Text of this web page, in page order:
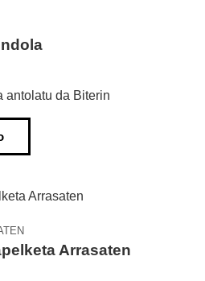
antolatu da Biterin
Arrasaten